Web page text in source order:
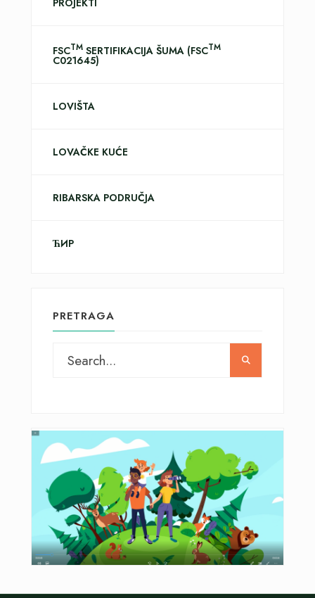
PROJEKTI
FSCTM SERTIFIKACIJA ŠUMA (FSCTM
C021645)
LOVIŠTA
LOVAČKE KUĆE
RIBARSKA PODRUČJA
ЋИР
PRETRAGA